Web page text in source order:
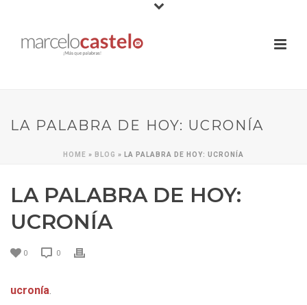
LA PALABRA DE HOY: UCRONÍA
HOME » BLOG » LA PALABRA DE HOY: UCRONÍA
LA PALABRA DE HOY:
UCRONÍA
0 0
ucronía.